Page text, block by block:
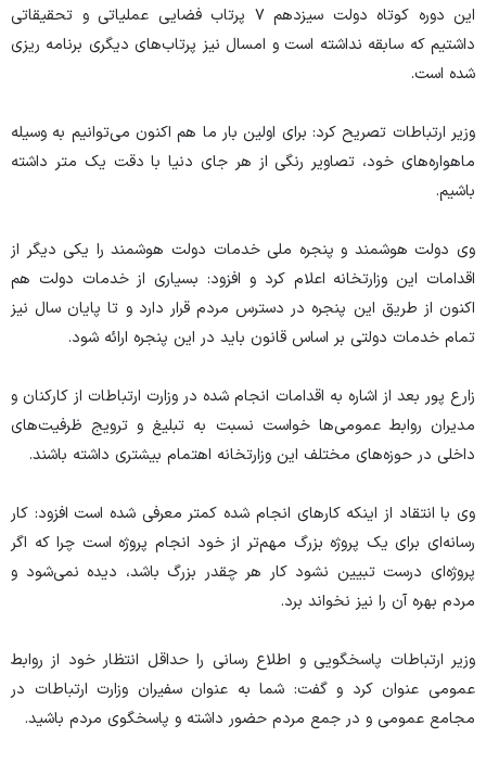
این دوره کوتاه دولت سیزدهم ۷ پرتاب فضایی عملیاتی و تحقیقاتی
داشتیم که سابقه نداشته است و امسال نیز پرتاب‌های دیگری برنامه ریزی
شده است.
وزیر ارتباطات تصریح کرد: برای اولین بار ما هم اکنون می‌توانیم به وسیله
ماهواره‌های خود، تصاویر رنگی از هر جای دنیا با دقت یک متر داشته
باشیم.
وی دولت هوشمند و پنجره ملی خدمات دولت هوشمند را یکی دیگر از
اقدامات این وزارتخانه اعلام کرد و افزود: بسیاری از خدمات دولت هم
اکنون از طریق این پنجره در دسترس مردم قرار دارد و تا پایان سال نیز
تمام خدمات دولتی بر اساس قانون باید در این پنجره ارائه شود.
زارع پور بعد از اشاره به اقدامات انجام شده در وزارت ارتباطات از کارکنان و
مدیران روابط عمومی‌ها خواست نسبت به تبلیغ و ترویج ظرفیت‌های
داخلی در حوزه‌های مختلف این وزارتخانه اهتمام بیشتری داشته باشند.
وی با انتقاد از اینکه کار‌های انجام شده کمتر معرفی شده است افزود: کار
رسانه‌ای برای یک پروژه بزرگ مهم‌تر از خود انجام پروژه است چرا که اگر
پروژه‌ای درست تبیین نشود کار هر چقدر بزرگ باشد، دیده نمی‌شود و
مردم بهره آن را نیز نخواند برد.
وزیر ارتباطات پاسخگویی و اطلاع رسانی را حداقل انتظار خود از روابط
عمومی عنوان کرد و گفت: شما به عنوان سفیران وزارت ارتباطات در
مجامع عمومی و در جمع مردم حضور داشته و پاسخگوی مردم باشید.